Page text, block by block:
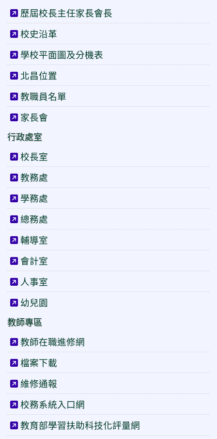
歷屆校長主任家長會長
校史沿革
學校平面圖及分機表
北昌位置
教職員名單
家長會
行政處室
校長室
教務處
學務處
總務處
輔導室
會計室
人事室
幼兒園
教師專區
教師在職進修網
檔案下載
維修通報
校務系統入口網
教育部學習扶助科技化評量網